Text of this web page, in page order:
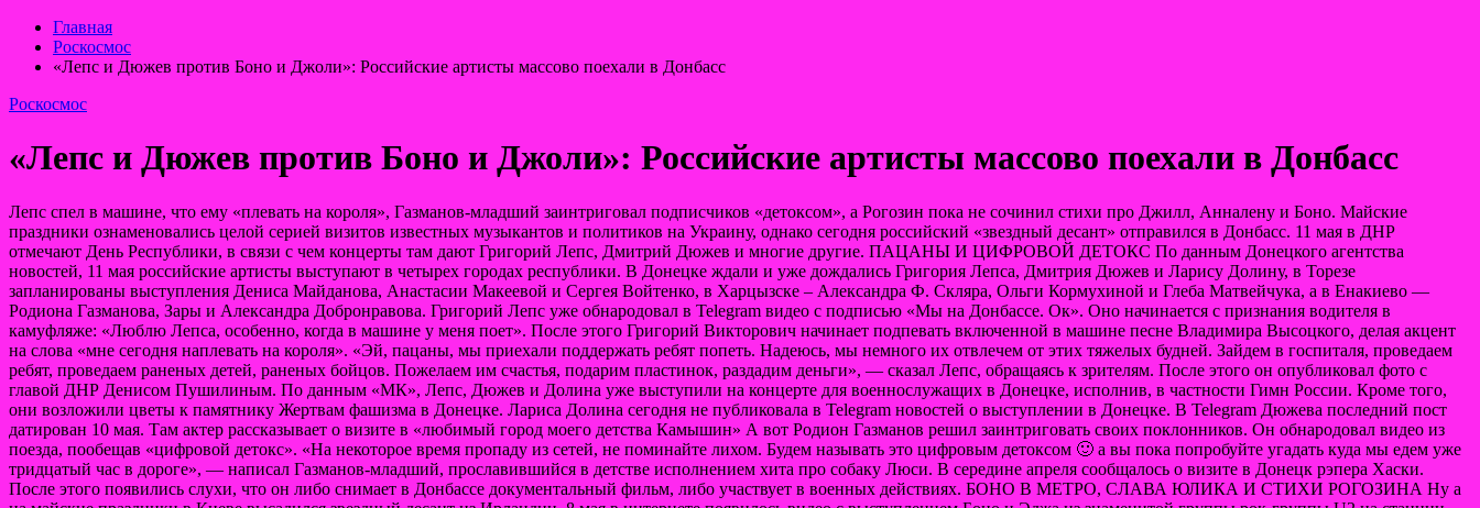
Главная
Роскосмос
«Лепс и Дюжев против Боно и Джоли»: Российские артисты массово поехали в Донбасс
Роскосмос
«Лепс и Дюжев против Боно и Джоли»: Российские артисты массово поехали в Донбасс
Лепс спел в машине, что ему «плевать на короля», Газманов-младший заинтриговал подписчиков «детоксом», а Рогозин пока не сочинил стихи про Джилл, Анналену и Боно. Майские
праздники ознаменовались целой серией визитов известных музыкантов и политиков на Украину, однако сегодня российский «звездный десант» отправился в Донбасс. 11 мая в ДНР
отмечают День Республики, в связи с чем концерты там дают Григорий Лепс, Дмитрий Дюжев и многие другие. ПАЦАНЫ И ЦИФРОВОЙ ДЕТОКС По данным Донецкого агентства
новостей, 11 мая российские артисты выступают в четырех городах республики. В Донецке ждали и уже дождались Григория Лепса, Дмитрия Дюжев и Ларису Долину, в Торезе
запланированы выступления Дениса Майданова, Анастасии Макеевой и Сергея Войтенко, в Харцызске – Александра Ф. Скляра, Ольги Кормухиной и Глеба Матвейчука, а в Енакиево —
Родиона Газманова, Зары и Александра Добронравова. Григорий Лепс уже обнародовал в Telegram видео с подписью «Мы на Донбассе. Ок». Оно начинается с признания водителя в
камуфляже: «Люблю Лепса, особенно, когда в машине у меня поет». После этого Григорий Викторович начинает подпевать включенной в машине песне Владимира Высоцкого, делая акцент
на слова «мне сегодня наплевать на короля». «Эй, пацаны, мы приехали поддержать ребят попеть. Надеюсь, мы немного их отвлечем от этих тяжелых будней. Зайдем в госпиталя, проведаем
ребят, проведаем раненых детей, раненых бойцов. Пожелаем им счастья, подарим пластинок, раздадим деньги», — сказал Лепс, обращаясь к зрителям. После этого он опубликовал фото с
главой ДНР Денисом Пушилиным. По данным «МК», Лепс, Дюжев и Долина уже выступили на концерте для военнослужащих в Донецке, исполнив, в частности Гимн России. Кроме того,
они возложили цветы к памятнику Жертвам фашизма в Донецке. Лариса Долина сегодня не публиковала в Telegram новостей о выступлении в Донецке. В Telegram Дюжева последний пост
датирован 10 мая. Там актер рассказывает о визите в «любимый город моего детства Камышин» А вот Родион Газманов решил заинтриговать своих поклонников. Он обнародовал видео из
поезда, пообещав «цифровой детокс». «На некоторое время пропаду из сетей, не поминайте лихом. Будем называть это цифровым детоксом 🙂 а вы пока попробуйте угадать куда мы едем уже
тридцатый час в дороге», — написал Газманов-младший, прославившийся в детстве исполнением хита про собаку Люси. В середине апреля сообщалось о визите в Донецк рэпера Хаски.
После этого появились слухи, что он либо снимает в Донбассе документальный фильм, либо участвует в военных действиях. БОНО В МЕТРО, СЛАВА ЮЛИКА И СТИХИ РОГОЗИНА Ну а